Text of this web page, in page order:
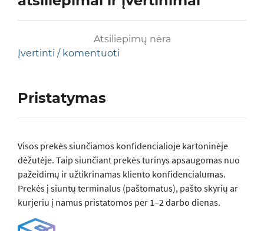
Atsiliepimų nėra
Įvertinti / komentuoti
Pristatymas
Visos prеkės siunčiamos konfidencialioje kartoninėje
dėžutėje. Taip siunčiant prekės turinys apsaugomas nuo
pažeidimų ir užtikrinamas kliento konfidencialumas.
Prekės į siuntų terminalus (paštomatus), pašto skyrių ar
kurjeriu į namus pristatomos per 1–2 darbo dienas.